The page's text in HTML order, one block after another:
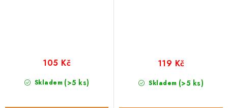
Skladem (>5 ks)
105 Kč
Skladem (>5 ks)
119 Kč